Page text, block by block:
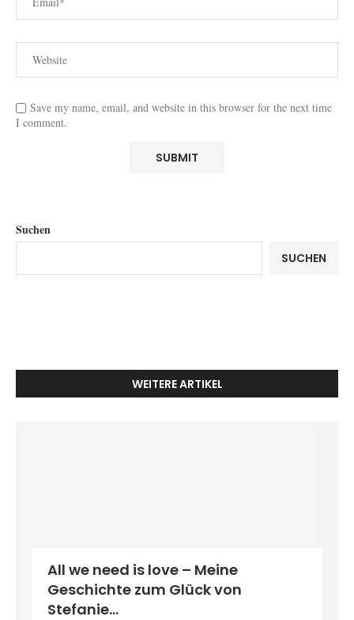
Save my name, email, and website in this browser for the next time
I comment.
Suchen
SUCHEN
WEITERE ARTIKEL
All we need is love – Meine
Geschichte zum Glück von
Stefanie...